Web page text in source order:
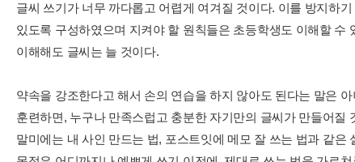
글씨 쓰기가 너무 까다롭고 어렵게 여겨질 것이다. 이를 방지하
있도록 구성하였으며 지켜야 할 원칙들은 초등학생도 이해할
이해해도 글씨는 늘 것이다.
약속을 강조한다고 해서 손의 연습을 하지 않아도 된다는 말은
훈련하면, 누구나 만족스럽고 충분한 자기만의 글씨가 만들어질
말미에는 내 사인 만드는 법, 포스트잇에 메모 잘 쓰는 법과 같